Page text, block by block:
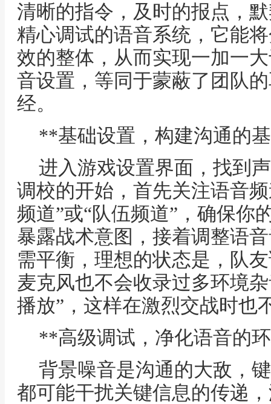
清晰的指令，及时的报点，
精心调试的语音系统，它能
效的整体，从而实现一加一
音设置，等同于蒙蔽了团队
经。
**基础设置，构建沟通的
进入游戏设置界面，找到
调校的开始，首先关注语音
频道”或“队伍频道”，确保你
暴露战术意图，接着调整语
需平衡，理想的状态是，队
麦克风也不会收录过多环境
播放”，这样在激烈交战时也
**高级调试，净化语音的
背景噪音是沟通的大敌，
都可能干扰关键信息的传递